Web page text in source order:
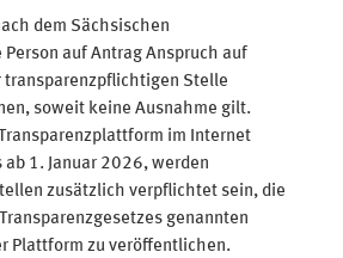
dem Sächsischen
Person auf Antrag Anspruch auf
transparenzpflichtigen Stelle
soweit keine Ausnahme gilt.
im Internet
1. Januar 2026, werden
zusätzlich verpflichtet sein, die
genannten
Plattform zu veröffentlichen.